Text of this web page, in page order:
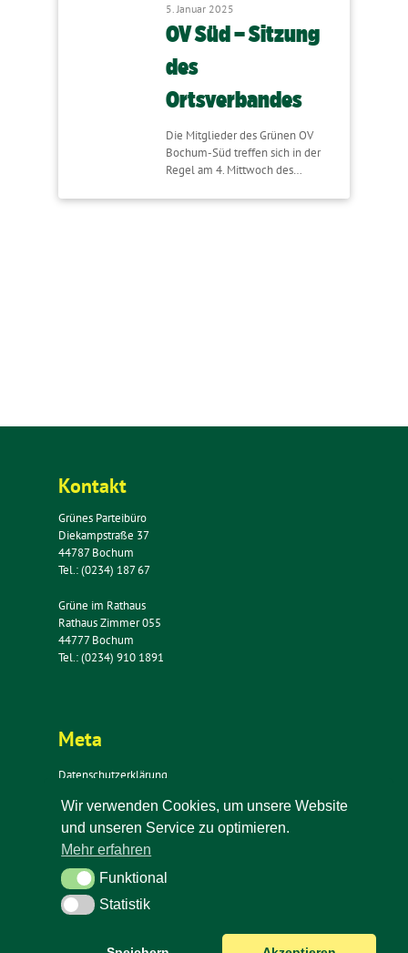
5. Januar 2025
OV Süd – Sitzung
des
Ortsverbandes
Die Mitglieder des Grünen OV
Bochum-Süd treffen sich in der
Regel am 4. Mittwoch des…
Kontakt
Grünes Parteibüro
Diekampstraße 37
44787 Bochum
Tel.: (0234) 187 67
Grüne im Rathaus
Rathaus Zimmer 055
44777 Bochum
Tel.: (0234) 910 1891
Meta
Datenschutzerklärung
Impressum
Kontakt
Newsletter
Wir verwenden Cookies, um unsere Website
und unseren Service zu optimieren.
Mehr erfahren
FunktionalFunktional
StatistikStatistik